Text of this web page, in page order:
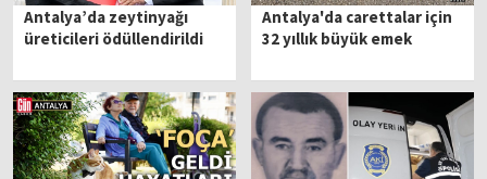
Antalya’da zeytinyağı
üreticileri ödüllendirildi
Antalya'da carettalar için
32 yıllık büyük emek